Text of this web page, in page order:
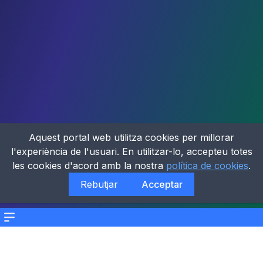
Menu
Aquest portal web utilitza cookies per millorar
l'experiència de l'usuari. En utilitzar-lo, accepteu totes
les cookies d'acord amb la nostra política de cookies.
Rebutjar
Acceptar